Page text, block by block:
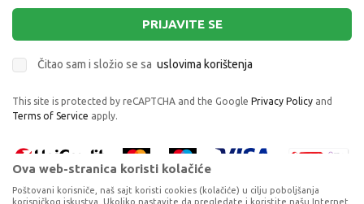
PRIJAVITE SE
Čitao sam i složio se sa uslovima korištenja
This site is protected by reCAPTCHA and the Google Privacy Policy and
Terms of Service apply.
Ova web-stranica koristi kolačiće
Poštovani korisniče, naš sajt koristi cookies (kolačiće) u cilju poboljšanja
korisničkog iskustva. Ukoliko nastavite da pregledate i koristite našu Internet